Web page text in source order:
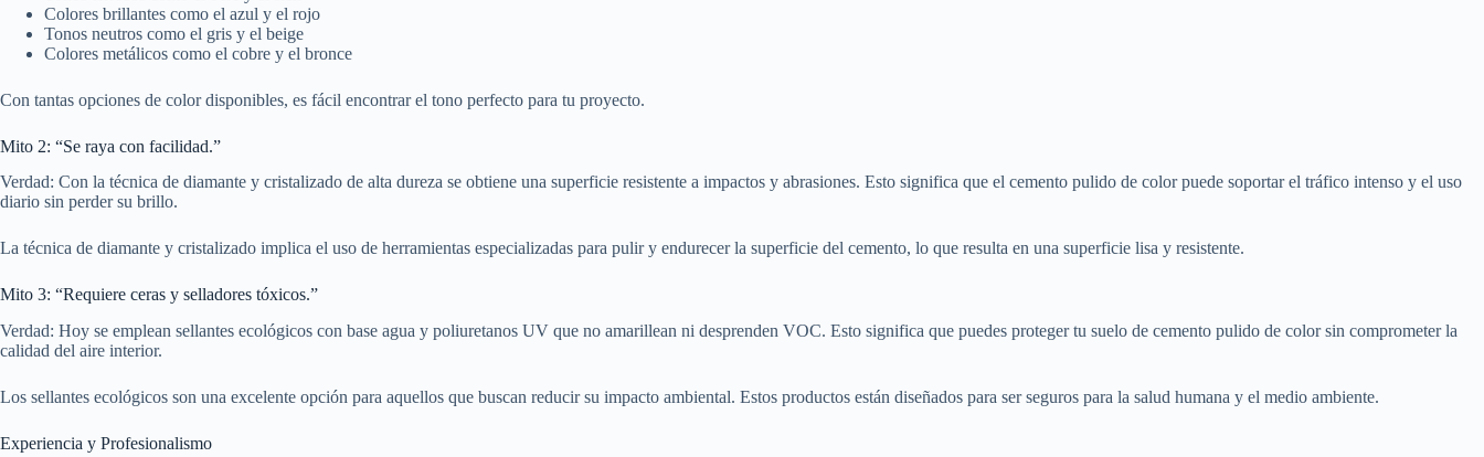
Colores brillantes como el azul y el rojo
Tonos neutros como el gris y el beige
Colores metálicos como el cobre y el bronce
Con tantas opciones de color disponibles, es fácil encontrar el tono perfecto para tu proyecto.
Mito 2: “Se raya con facilidad.”
Verdad: Con la técnica de diamante y cristalizado de alta dureza se obtiene una superficie resistente a impactos y abrasiones. Esto significa que el cemento pulido de color puede soportar el tráfico intenso y el uso
diario sin perder su brillo.
La técnica de diamante y cristalizado implica el uso de herramientas especializadas para pulir y endurecer la superficie del cemento, lo que resulta en una superficie lisa y resistente.
Mito 3: “Requiere ceras y selladores tóxicos.”
Verdad: Hoy se emplean sellantes ecológicos con base agua y poliuretanos UV que no amarillean ni desprenden VOC. Esto significa que puedes proteger tu suelo de cemento pulido de color sin comprometer la
calidad del aire interior.
Los sellantes ecológicos son una excelente opción para aquellos que buscan reducir su impacto ambiental. Estos productos están diseñados para ser seguros para la salud humana y el medio ambiente.
Experiencia y Profesionalismo